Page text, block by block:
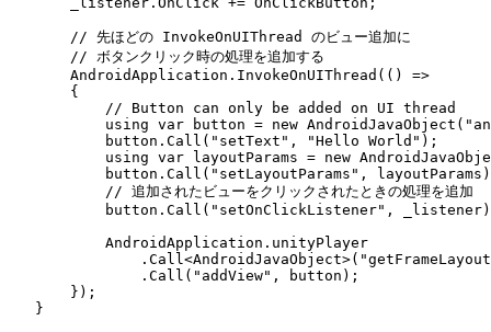
        // 先ほどの InvokeOnUIThread のビュー追加に
        // ボタンクリック時の処理を追加する
        AndroidApplication
. InvokeOnUIThread (() =>
        {
            // Button can only be added on UI thread
            using
var button = new AndroidJavaObject ( "
            button
. Call ( " setText " , "Hello World " );
            using
var layoutParams = new
            button
. Call ( " setLayoutParams " ,
            // 追加されたビューをクリックされたときの処理を追加
            button
. Call ( " setOnClickListener" ,
            AndroidApplication
. unityPlayer
                .
Call<AndroidJavaObject>( "getFrameLayout
                .
Call ( " addView" ,
button);
        });
    }